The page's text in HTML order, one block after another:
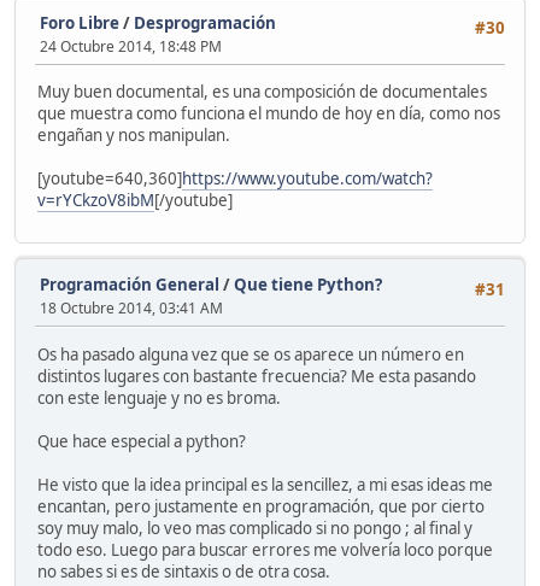
#30
Foro Libre/ Desprogramación
24 Octubre 2014, 18:48 PM
Muy buen documental, es una composición de documentales
que muestra como funciona el mundo de hoy en día, como nos
engañan y nos manipulan.
[youtube=640,360]https://www.youtube.com/watch?
v=rYCkzoV8ibM[/youtube]
#31
Programación General /Que tiene Python?
18 Octubre 2014, 03:41 AM
Os ha pasado alguna vez que se os aparece un número en
distintos lugares con bastante frecuencia? Me esta pasando
con este lenguaje y no es broma.
Que hace especial a python?
He visto que la idea principal es la sencillez, a mi esas ideas me
encantan, pero justamente en programación, que por cierto
soy muy malo, lo veo mas complicado si no pongo ; al final y
todo eso. Luego para buscar errores me volvería loco porque
no sabes si es de sintaxis o de otra cosa.